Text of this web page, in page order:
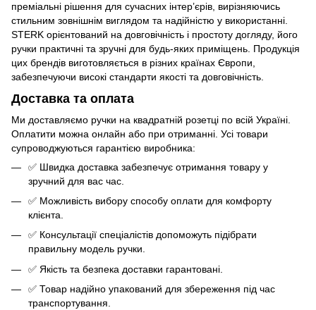
преміальні рішення для сучасних інтер’єрів, вирізняючись
стильним зовнішнім виглядом та надійністю у використанні.
STERK орієнтований на довговічність і простоту догляду, його
ручки практичні та зручні для будь-яких приміщень. Продукція
цих брендів виготовляється в різних країнах Європи,
забезпечуючи високі стандарти якості та довговічність.
Доставка та оплата
Ми доставляємо ручки на квадратній розетці по всій Україні.
Оплатити можна онлайн або при отриманні. Усі товари
супроводжуються гарантією виробника:
✅ Швидка доставка забезпечує отримання товару у
зручний для вас час.
✅ Можливість вибору способу оплати для комфорту
клієнта.
✅ Консультації спеціалістів допоможуть підібрати
правильну модель ручки.
✅ Якість та безпека доставки гарантовані.
✅ Товар надійно упакований для збереження під час
транспортування.